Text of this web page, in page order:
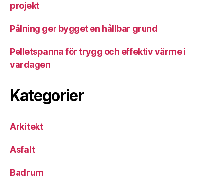
projekt
Pålning ger bygget en hållbar grund
Pelletspanna för trygg och effektiv värme i
vardagen
Kategorier
Arkitekt
Asfalt
Badrum